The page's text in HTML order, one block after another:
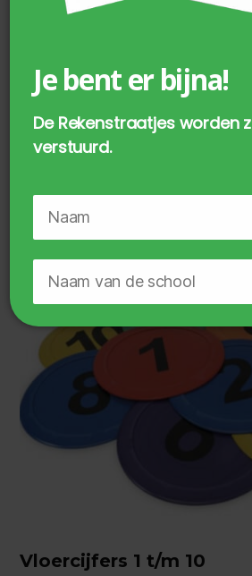
Getallenlijn vloermat
€59,90 incl. BTW
TOEVOEGEN AAN
Vloercijfers 1 t/m 10
Je bent er bijna!
De Rekenstraatjes worden
verstuurd.
Geen zorgen, je
Door te downloaden ga
privacy
Probeer het